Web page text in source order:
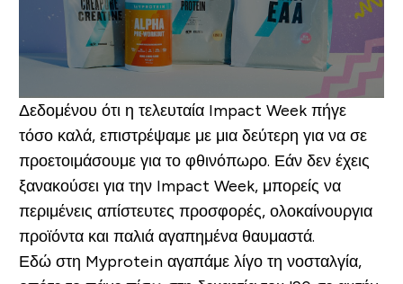
Δεδομένου ότι η τελευταία Impact Week πήγε
τόσο καλά, επιστρέψαμε με μια δεύτερη για να σε
προετοιμάσουμε για το φθινόπωρο. Εάν δεν έχεις
ξανακούσει για την Impact Week, μπορείς να
περιμένεις απίστευτες προσφορές, ολοκαίνουργια
προϊόντα και παλιά αγαπημένα θαυμαστά.
Εδώ στη Myprotein αγαπάμε λίγο τη νοσταλγία,